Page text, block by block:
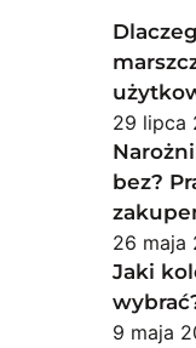
29 lipca
bez?
26 maja
Jaki
9 maja